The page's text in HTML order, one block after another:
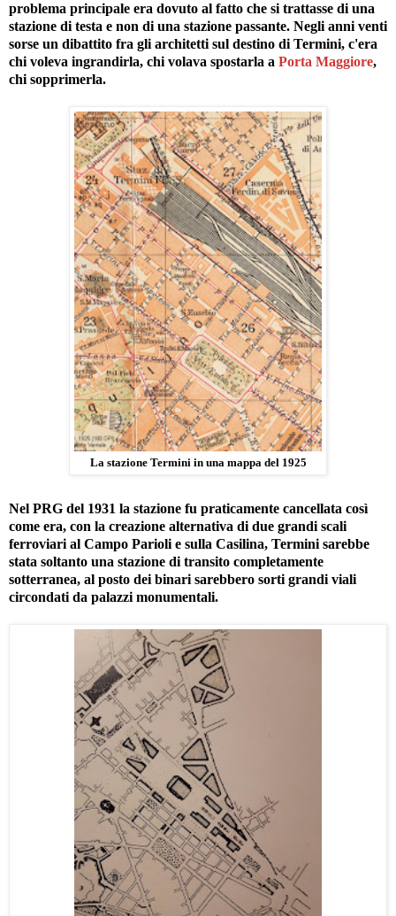
problema principale era dovuto al fatto che si trattasse di una
stazione di testa e non di una stazione passante. Negli anni venti
sorse un dibattito fra gli architetti sul destino di Termini, c'era
chi voleva ingrandirla, chi volava spostarla a Porta Maggiore,
chi sopprimerla.
La stazione Termini in una mappa del 1925
Nel PRG del 1931 la stazione fu praticamente cancellata così
come era, con la creazione alternativa di due grandi scali
ferroviari al Campo Parioli e sulla Casilina, Termini sarebbe
stata soltanto una stazione di transito completamente
sotterranea, al posto dei binari sarebbero sorti grandi viali
circondati da palazzi monumentali.